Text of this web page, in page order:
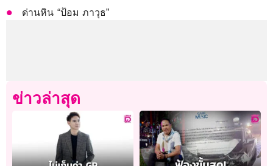
ด่านหิน “ป้อม ภาวุธ”
ข่าวล่าสุด